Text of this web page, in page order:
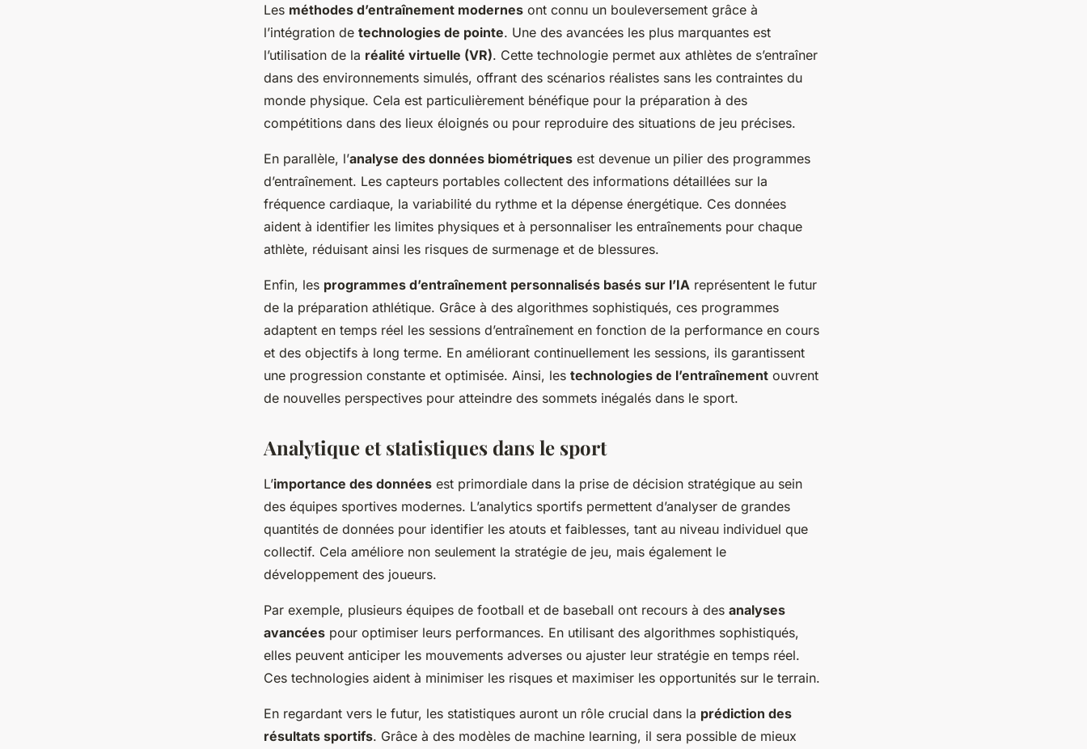
Les méthodes d’entraînement modernes ont connu un bouleversement grâce à
l’intégration de technologies de pointe. Une des avancées les plus marquantes est
l’utilisation de la réalité virtuelle (VR). Cette technologie permet aux athlètes de s’entraîner
dans des environnements simulés, offrant des scénarios réalistes sans les contraintes du
monde physique. Cela est particulièrement bénéfique pour la préparation à des
compétitions dans des lieux éloignés ou pour reproduire des situations de jeu précises.
En parallèle, l’analyse des données biométriques est devenue un pilier des programmes
d’entraînement. Les capteurs portables collectent des informations détaillées sur la
fréquence cardiaque, la variabilité du rythme et la dépense énergétique. Ces données
aident à identifier les limites physiques et à personnaliser les entraînements pour chaque
athlète, réduisant ainsi les risques de surmenage et de blessures.
Enfin, les programmes d’entraînement personnalisés basés sur l’IA représentent le futur
de la préparation athlétique. Grâce à des algorithmes sophistiqués, ces programmes
adaptent en temps réel les sessions d’entraînement en fonction de la performance en cours
et des objectifs à long terme. En améliorant continuellement les sessions, ils garantissent
une progression constante et optimisée. Ainsi, les technologies de l’entraînement ouvrent
de nouvelles perspectives pour atteindre des sommets inégalés dans le sport.
Analytique et statistiques dans le sport
L’importance des données est primordiale dans la prise de décision stratégique au sein
des équipes sportives modernes. L’analytics sportifs permettent d’analyser de grandes
quantités de données pour identifier les atouts et faiblesses, tant au niveau individuel que
collectif. Cela améliore non seulement la stratégie de jeu, mais également le
développement des joueurs.
Par exemple, plusieurs équipes de football et de baseball ont recours à des analyses
avancées pour optimiser leurs performances. En utilisant des algorithmes sophistiqués,
elles peuvent anticiper les mouvements adverses ou ajuster leur stratégie en temps réel.
Ces technologies aident à minimiser les risques et maximiser les opportunités sur le terrain.
En regardant vers le futur, les statistiques auront un rôle crucial dans la prédiction des
résultats sportifs. Grâce à des modèles de machine learning, il sera possible de mieux